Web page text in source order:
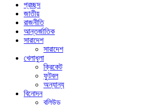
প্রচ্ছদ
জাতীয়
রাজনীতি
আন্তর্জাতিক
সারাদেশ
সারাদেশ
খেলাধুলা
ক্রিকেট
ফুটবল
অন্যান্য
বিনোদন
বলিউড